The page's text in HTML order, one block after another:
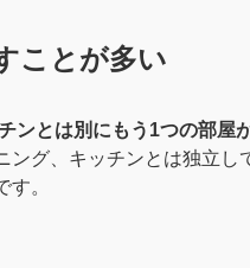
ことが多い
ンとは別にもう1つの部屋
ング、キッチンとは独立
。